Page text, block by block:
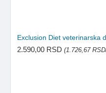
2.590,00 RSD (1.726,67